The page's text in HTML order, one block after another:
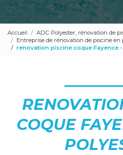
Accueil
ADC Polyester, rénovation de
Entreprise de rénovation de piscine en
renovation piscine coque Fayence
COQUE